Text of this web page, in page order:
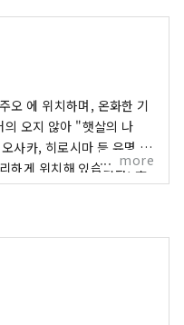
오 에 위치하며, 온화한 기
의 오지 않아 "햇살의 나
사카, 히로시마 등 유명 관
하게 위치해 있습니다! 또
는 관문이기도 합니다. 오
라쿠엔, 역사와 문화, 예술
more